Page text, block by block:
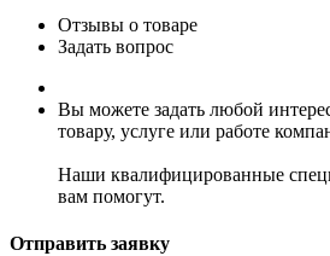
Отзывы о товаре
Задать вопрос
Вы можете задать любой
товару, услуге или работе
Наши квалифицированные
вам помогут.
Отправить заявку